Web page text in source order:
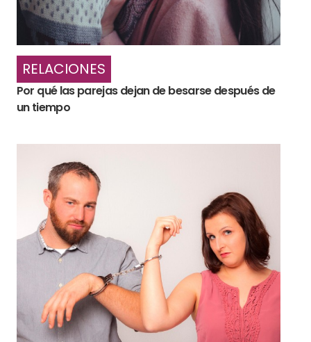
RELACIONES
Por qué las parejas dejan de besarse después de
un tiempo